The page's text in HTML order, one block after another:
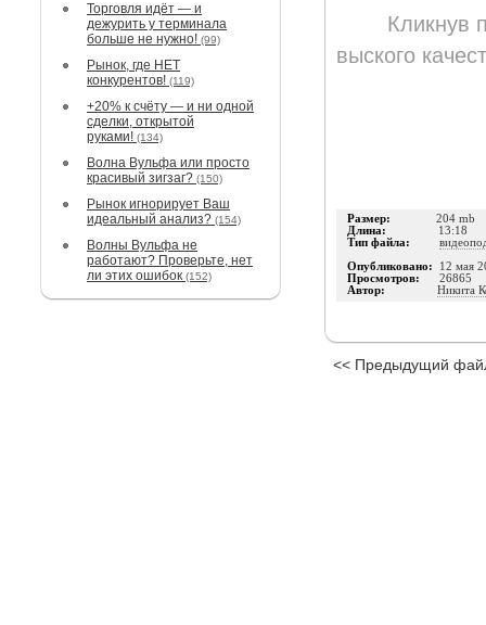
Торговля идёт — и
дежурить у терминала
больше не нужно! (99)
Рынок, где НЕТ
конкурентов! (119)
+20% к счёту — и ни одной
сделки, открытой
руками! (134)
Волна Вульфа или просто
красивый зигзаг? (150)
Рынок игнорирует Ваш
идеальный анализ? (154)
Волны Вульфа не
работают? Проверьте, нет
ли этих ошибок (152)
Кликнув
выского
Размер: 204 mb
Длина: 13:18
Тип файла:
Опубликовано: 12 мая
Просмотров: 26865
Автор: Никита
<< Предыдущий